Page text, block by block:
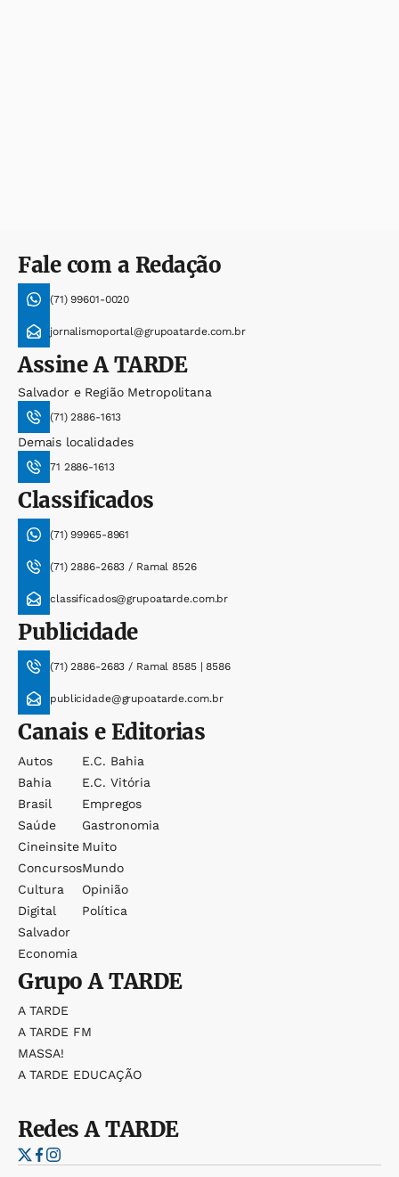
Fale com a Redação
(71) 99601-0020
jornalismoportal@grupoatarde.com.br
AssineA TARDE
Salvador e Região Metropolitana
(71) 2886-1613
Demais localidades
71 2886-1613
Classificados
(71) 99965-8961
(71) 2886-2683 / Ramal 8526
classificados@grupoatarde.com.br
Publicidade
(71) 2886-2683 / Ramal 8585 | 8586
publicidade@grupoatarde.com.br
Canais e Editorias
Autos
Bahia
Brasil
Saúde
Cineinsite
Concursos
Cultura
Digital
Salvador
Economia
E.c. Bahia
E.c. Vitória
Empregos
Gastronomia
Muito
Mundo
Opinião
Política
GrupoA TARDE
A TARDE
A TARDE FM
MASSA!
A TARDE EDUCAÇÃO
RedesA TARDE